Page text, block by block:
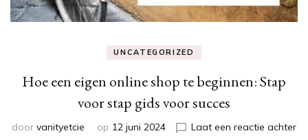
UNCATEGORIZED
Hoe een eigen online shop te beginnen: Stap
voor stap gids voor succes
door vanityetcie op 12 juni 2024 Laat een reactie achterop